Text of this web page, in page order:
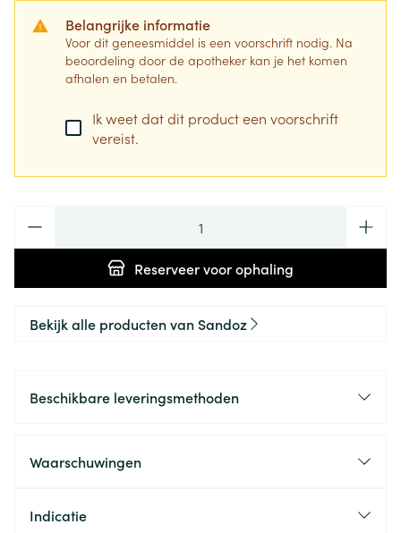
Belangrijke informatie
Voor dit geneesmiddel is een voorschrift nodig. Na
beoordeling door de apotheker kan je het komen
afhalen en betalen.
Ik weet dat dit product een voorschrift
vereist.
Reserveervoor ophaling
Bekijk alle producten van Sandoz
Beschikbare leveringsmethoden
Waarschuwingen
Indicatie